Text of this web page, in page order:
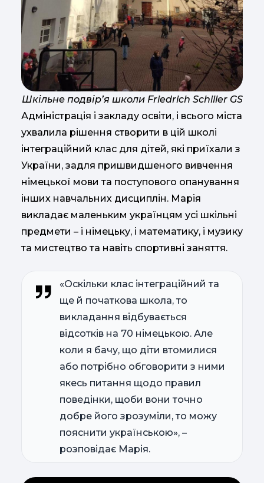
Шкільне подвірʼя школи Friedrich Schiller GS
Адміністрація і закладу освіти, і всього міста
ухвалила рішення створити в цій школі
інтеграційний клас для дітей, які приїхали з
України, задля пришвидшеного вивчення
німецької мови та поступового опанування
інших навчальних дисциплін. Марія
викладає маленьким українцям усі шкільні
предмети – і німецьку, і математику, і музику
та мистецтво та навіть спортивні заняття.
«Оскільки клас інтеграційний та
ще й початкова школа, то
викладання відбувається
відсотків на 70 німецькою. Але
коли я бачу, що діти втомилися
або потрібно обговорити з ними
якесь питання щодо правил
поведінки, щоби вони точно
добре його зрозуміли, то можу
пояснити українською», –
розповідає Марія.